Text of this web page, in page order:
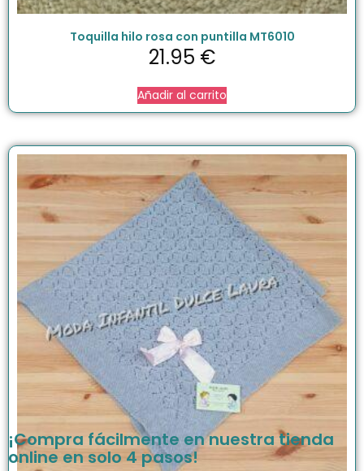
Toquilla hilo rosa con puntilla MT6010
21.95 €
Añadir al carrito
¡Compra fácilmente en nuestra tienda
online en solo 4 pasos!